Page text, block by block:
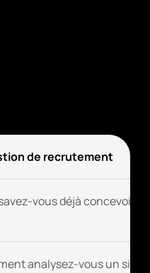
de recrutement
vous déjà concevoir
analysez-vous un